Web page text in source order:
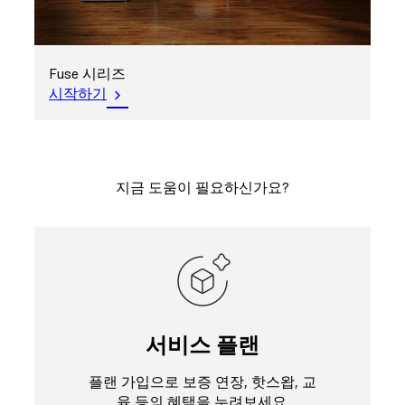
Fuse 시리즈
시작하기
지금 도움이 필요하신가요?
서비스 플랜
플랜 가입으로 보증 연장, 핫스왑, 교
육 등의 혜택을 누려보세요.